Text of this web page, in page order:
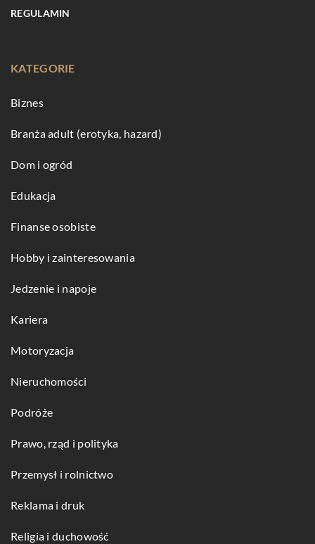
REGULAMIN
KATEGORIE
Biznes
Branża adult (erotyka, hazard)
Dom i ogród
Edukacja
Finanse osobiste
Hobby i zainteresowania
Jedzenie i napoje
Kariera
Motoryzacja
Nieruchomości
Podróże
Prawo, rząd i polityka
Przemysł i rolnictwo
Reklama i druk
Religia i duchowość